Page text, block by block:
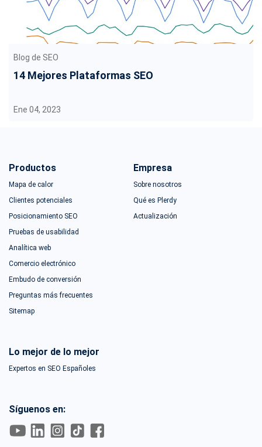
Blog de SEO
14 Mejores Plataformas SEO
Ene 04, 2023
Productos
Mapa de calor
Clientes potenciales
Posicionamiento SEO
Pruebas de usabilidad
Analítica web
Comercio electrónico
Embudo de conversión
Preguntas más frecuentes
Sitemap
Empresa
Sobre nosotros
Qué es Plerdy
Actualización
Lo mejor de lo mejor
Expertos en SEO Españoles
Síguenos en: